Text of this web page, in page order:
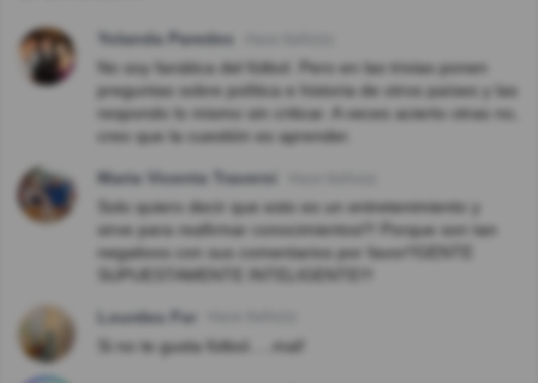
Yolanda Paredes
No soy fanática del fútbol. Pero en las trivias ponen
preguntas sobre política e historia de otros países y las
respondo lo mismo sin criticar. A veces acierto otras no,
creo que la cuestión es aprender.
Maria Vicenta Traversi
Solo quiero decir que esto es un entretenimiento y
sirve para reafirmar conocimientos!!! Porque son tan
negativos con sus comentarios por favor!!GENTE
SUPUESTAMENTE INTELIGENTE!!!
Lourdes Fer
Si no te gusta fútbol.....mal!